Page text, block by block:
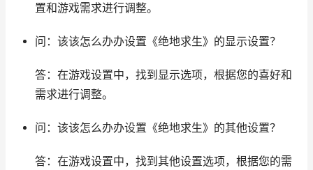
置和游戏需求进行调整。
问：该该怎么办办设置《绝地求生》的显示设置？
答：在游戏设置中，找到显示选项，根据您的喜好和
需求进行调整。
问：该该怎么办办设置《绝地求生》的其他设置？
答：在游戏设置中，找到其他设置选项，根据您的需